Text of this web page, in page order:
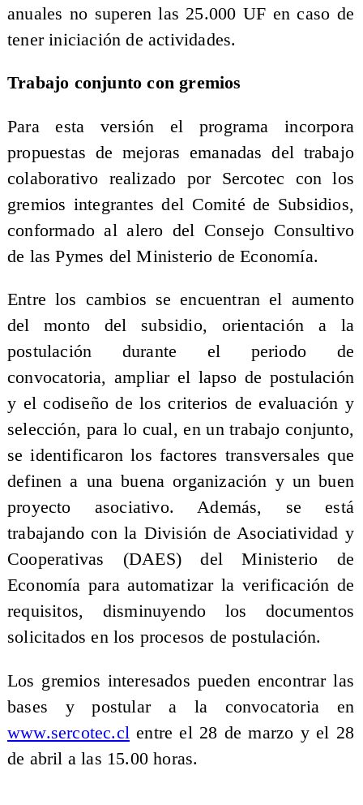
anuales no superen las 25.000 UF en caso de
tener iniciación de actividades.
Trabajo conjunto con gremios
Para esta versión el programa incorpora
propuestas de mejoras emanadas del trabajo
colaborativo realizado por Sercotec con los
gremios integrantes del Comité de Subsidios,
conformado al alero del Consejo Consultivo
de las Pymes del Ministerio de Economía.
Entre los cambios se encuentran el aumento
del monto del subsidio, orientación a la
postulación durante el periodo de
convocatoria, ampliar el lapso de postulación
y el codiseño de los criterios de evaluación y
selección, para lo cual, en un trabajo conjunto,
se identificaron los factores transversales que
definen a una buena organización y un buen
proyecto asociativo. Además, se está
trabajando con la División de Asociatividad y
Cooperativas (DAES) del Ministerio de
Economía para automatizar la verificación de
requisitos, disminuyendo los documentos
solicitados en los procesos de postulación.
Los gremios interesados pueden encontrar las
bases y postular a la convocatoria en
www.sercotec.cl entre el 28 de marzo y el 28
de abril a las 15.00 horas.